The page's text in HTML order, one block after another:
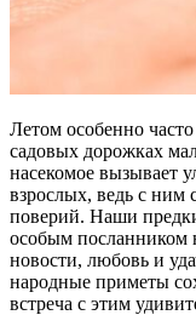
Летом особенно
садовых дорожках
насекомое вызывает
взрослых, ведь с ним
поверий. Наши
особым посланником
новости, любовь и
народные приметы
встреча с этим